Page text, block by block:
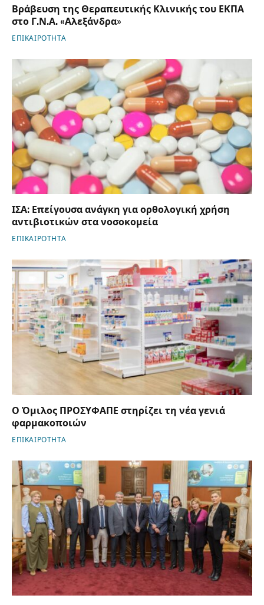
Βράβευση της Θεραπευτικής Κλινικής του ΕΚΠΑ
στο Γ.Ν.Α. «Αλεξάνδρα»
ΕΠΙΚΑΙΡΟΤΗΤΑ
ΙΣΑ: Επείγουσα ανάγκη για ορθολογική χρήση
αντιβιοτικών στα νοσοκομεία
ΕΠΙΚΑΙΡΟΤΗΤΑ
Ο Όμιλος ΠΡΟΣΥΦΑΠΕ στηρίζει τη νέα γενιά
φαρμακοποιών
ΕΠΙΚΑΙΡΟΤΗΤΑ